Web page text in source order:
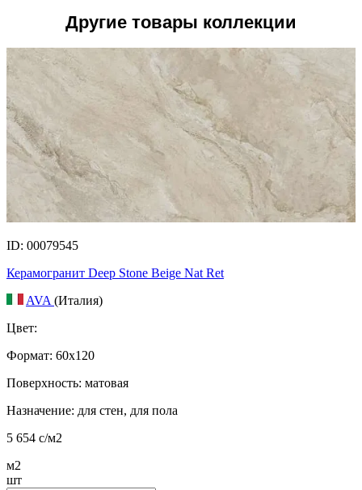
Другие товары коллекции
ID: 00079545
Керамогранит Deep Stone Beige Nat Ret
AVA (Италия)
Цвет:
Формат: 60x120
Поверхность: матовая
Назначение: для стен, для пола
5 654 c/м2
м2
шт